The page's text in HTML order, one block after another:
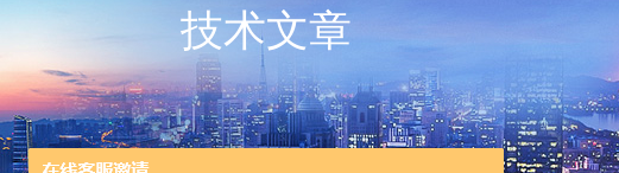
技术文章